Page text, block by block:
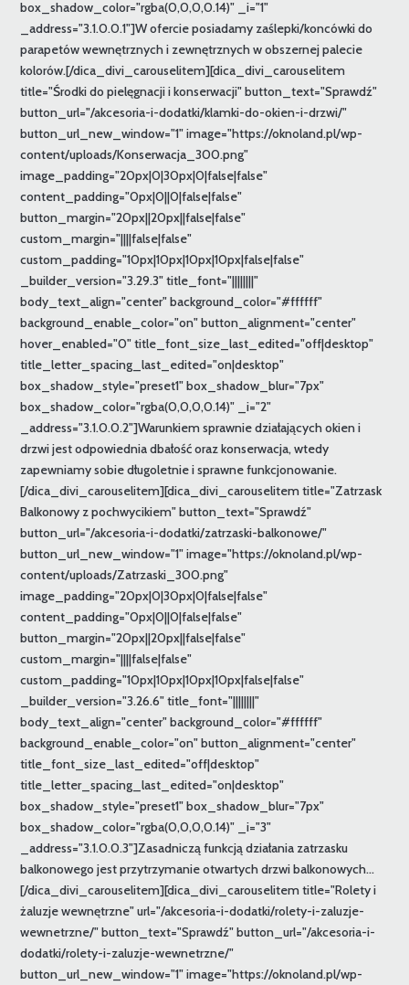
box_shadow_color="rgba(0,0,0,0.14)" _i="1"
_address="3.1.0.0.1"]W ofercie posiadamy zaślepki/koncówki do
parapetów wewnętrznych i zewnętrznych w obszernej palecie
kolorów.[/dica_divi_carouselitem][dica_divi_carouselitem
title="Środki do pielęgnacji i konserwacji" button_text="Sprawdź"
button_url="/akcesoria-i-dodatki/klamki-do-okien-i-drzwi/"
button_url_new_window="1" image="https://oknoland.pl/wp-
content/uploads/Konserwacja_300.png"
image_padding="20px|0|30px|0|false|false"
content_padding="0px|0||0|false|false"
button_margin="20px||20px||false|false"
custom_margin="||||false|false"
custom_padding="10px|10px|10px|10px|false|false"
_builder_version="3.29.3" title_font="||||||||"
body_text_align="center" background_color="#ffffff"
background_enable_color="on" button_alignment="center"
hover_enabled="0" title_font_size_last_edited="off|desktop"
title_letter_spacing_last_edited="on|desktop"
box_shadow_style="preset1" box_shadow_blur="7px"
box_shadow_color="rgba(0,0,0,0.14)" _i="2"
_address="3.1.0.0.2"]Warunkiem sprawnie działających okien i
drzwi jest odpowiednia dbałość oraz konserwacja, wtedy
zapewniamy sobie długoletnie i sprawne funkcjonowanie.
[/dica_divi_carouselitem][dica_divi_carouselitem title="Zatrzask
Balkonowy z pochwycikiem" button_text="Sprawdź"
button_url="/akcesoria-i-dodatki/zatrzaski-balkonowe/"
button_url_new_window="1" image="https://oknoland.pl/wp-
content/uploads/Zatrzaski_300.png"
image_padding="20px|0|30px|0|false|false"
content_padding="0px|0||0|false|false"
button_margin="20px||20px||false|false"
custom_margin="||||false|false"
custom_padding="10px|10px|10px|10px|false|false"
_builder_version="3.26.6" title_font="||||||||"
body_text_align="center" background_color="#ffffff"
background_enable_color="on" button_alignment="center"
title_font_size_last_edited="off|desktop"
title_letter_spacing_last_edited="on|desktop"
box_shadow_style="preset1" box_shadow_blur="7px"
box_shadow_color="rgba(0,0,0,0.14)" _i="3"
_address="3.1.0.0.3"]Zasadniczą funkcją działania zatrzasku
balkonowego jest przytrzymanie otwartych drzwi balkonowych...
[/dica_divi_carouselitem][dica_divi_carouselitem title="Rolety i
żaluzje wewnętrzne" url="/akcesoria-i-dodatki/rolety-i-zaluzje-
wewnetrzne/" button_text="Sprawdź" button_url="/akcesoria-i-
dodatki/rolety-i-zaluzje-wewnetrzne/"
button_url_new_window="1" image="https://oknoland.pl/wp-